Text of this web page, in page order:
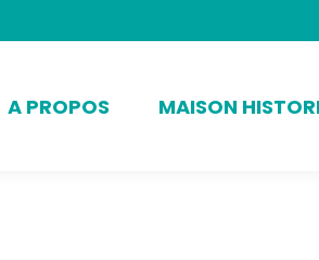
A PROPOS MAISON